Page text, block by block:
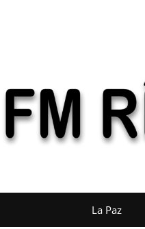
La Paz